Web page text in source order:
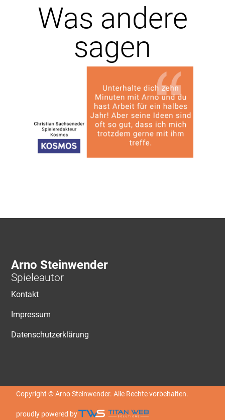
Was andere
sagen
Arno Steinwender
Spieleautor
Kontakt
Impressum
Datenschutzerklärung
Copyright © Arno Steinwender. Alle Rechte vorbehalten.
proudly powered by